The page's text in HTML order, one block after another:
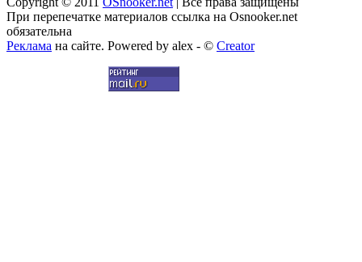
При перепечатке материалов ссылка на Osnooker.net
обязательна
Реклама на сайте. Powered by alex - © Creator